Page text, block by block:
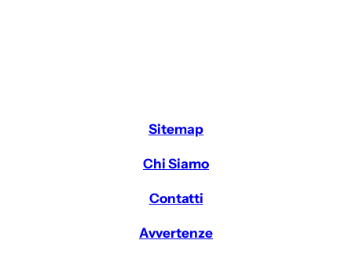
Sitemap
Chi Siamo
Contatti
Avvertenze